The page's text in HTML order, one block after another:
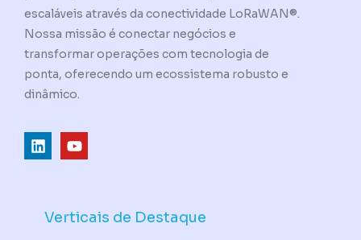
escaláveis através da conectividade LoRaWAN®.
Nossa missão é conectar negócios e
transformar operações com tecnologia de
ponta, oferecendo um ecossistema robusto e
dinâmico.
L
i
d
Y
o
b
Verticais de Destaque